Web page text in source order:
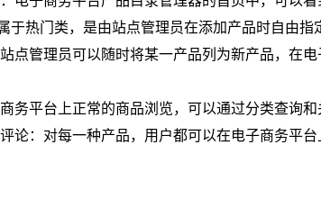
于热门类，是由站点管理员在添加产品时自由指
点管理员可以随时将某一产品列为新产品，在
务平台上正常的商品浏览，可以通过分类查询和
论：对每一种产品，用户都可以在电子商务平